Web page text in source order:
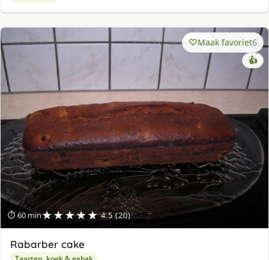
⏱ 60 min★★★★★ 4.5 (20)
Maak favoriet6
👍
Rabarber cake